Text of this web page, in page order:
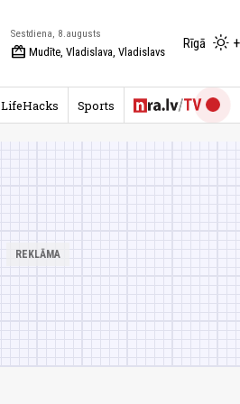
Sestdiena, 8.augusts
redeem Mudīte, Vladislava, Vladislavs
Rīgā
LifeHacks Sports